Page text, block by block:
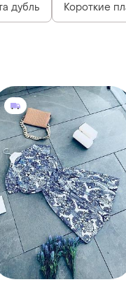
дубль Короткие